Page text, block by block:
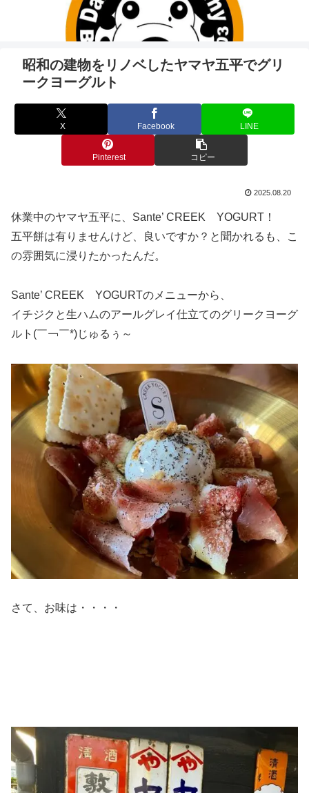
昭和の建物をリノベしたヤマヤ五平でグリ
ークヨーグルト
X Facebook LINE
Pinterest コピー
2025.08.20
休業中のヤマヤ五平に、Sante’ CREEK YOGURT！
五平餅は有りませんけど、良いですか？と聞かれるも、こ
の雰囲気に浸りたかったんだ。
Sante’ CREEK YOGURTのメニューから、
イチジクと生ハムのアールグレイ仕立てのグリークヨーグ
ルト(￣￢￣*)じゅるぅ～
さて、お味は・・・・